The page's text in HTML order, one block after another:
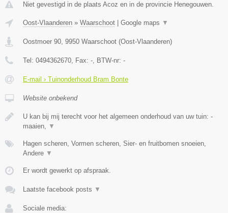
Niet gevestigd in de plaats Acoz en in de provincie Henegouwen.
Oost-Vlaanderen » Waarschoot Google maps ▼
Oostmoer 90, 9950 Waarschoot (Oost-Vlaanderen)
Tel: 0494362670, Fax: -, BTW-nr: -
E-mail › Tuinonderhoud Bram Bonte
Website onbekend
U kan bij mij terecht voor het algemeen onderhoud van uw tuin: -
maaien, ▼
Hagen scheren, Vormen scheren, Sier- en fruitbomen snoeien,
Andere ▼
Er wordt gewerkt op afspraak.
Laatste facebook posts ▼
Sociale media: